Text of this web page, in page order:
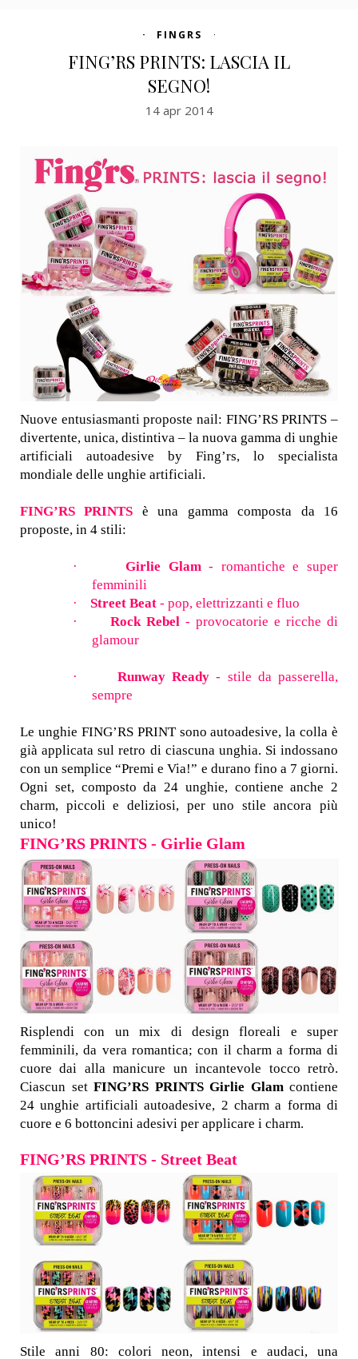
FINGRS
FING’RS PRINTS: LASCIA IL
SEGNO!
14 apr 2014
Nuove entusiasmanti proposte nail: FING’RS PRINTS –
divertente, unica, distintiva – la nuova gamma di unghie
artificiali autoadesive by Fing’rs, lo specialista
mondiale delle unghie artificiali.
FING’RS PRINTS
è una gamma composta da 16
proposte, in 4 stili:
· Girlie Glam- romantiche e super
femminili
·
Street Beat - pop, elettrizzanti e fluo
·
Rock Rebel - provocatorie e ricche di
glamour
· Runway Ready - stile da passerella,
sempre
Le unghie FING’RS PRINT sono autoadesive, la colla è
già applicata sul retro di ciascuna unghia. Si indossano
con un semplice “Premi e Via!” e durano fino a 7 giorni.
Ogni set, composto da 24 unghie, contiene anche 2
charm, piccoli e deliziosi, per uno stile ancora più
unico!
FING’RS PRINTS - Girlie Glam
Risplendi con un mix di design floreali e super
femminili, da vera romantica; con il charm a forma di
cuore dai alla manicure un incantevole tocco retrò.
Ciascun set FING’RS PRINTS Girlie Glam contiene
24 unghie artificiali autoadesive, 2 charm a forma di
cuore e 6 bottoncini adesivi per applicare i charm.
FING’RS PRINTS - Street Beat
Stile anni 80: colori neon, intensi e audaci, una